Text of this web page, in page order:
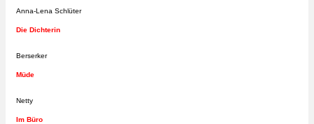
Anna-Lena Schlüter
Die Dichterin
Berserker
Müde
Netty
Im Büro